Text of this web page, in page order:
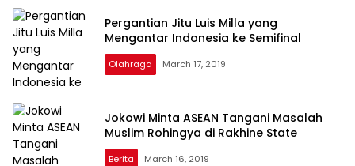
Pergantian Jitu Luis Milla yang
Mengantar Indonesia ke Semifinal
Olahraga March 17, 2019
Jokowi Minta ASEAN Tangani Masalah
Muslim Rohingya di Rakhine State
Berita March 16, 2019